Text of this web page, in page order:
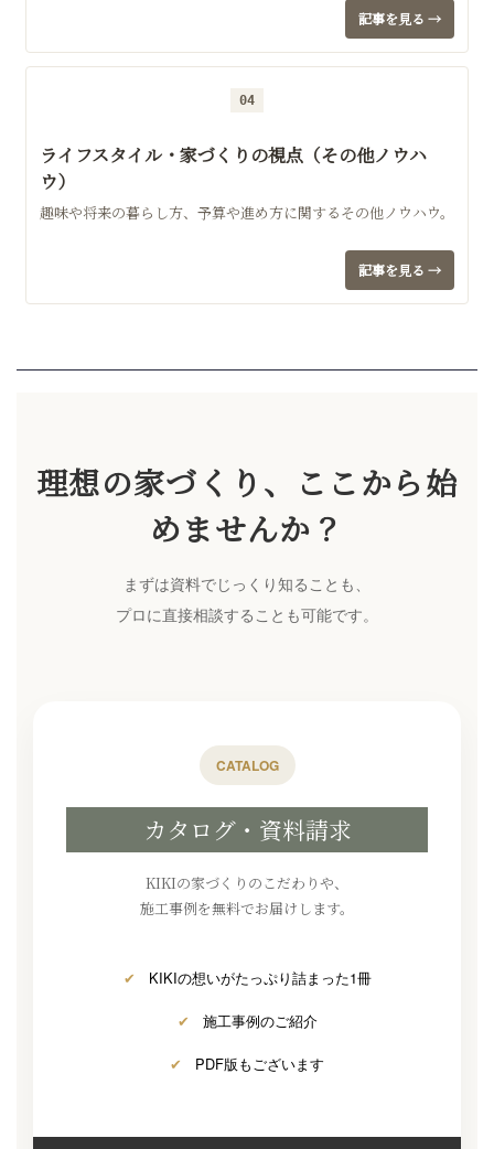
記事を見る →
04
ライフスタイル・家づくりの視点（その他ノウハ
ウ）
趣味や将来の暮らし方、予算や進め方に関するその他ノウハウ。
記事を見る →
理想の家づくり、ここから始
めませんか？
まずは資料でじっくり知ることも、
プロに直接相談することも可能です。
CATALOG
カタログ・資料請求
KIKIの家づくりのこだわりや、
施工事例を無料でお届けします。
✔ KIKIの想いがたっぷり詰まった1冊
✔ 施工事例のご紹介
✔ PDF版もございます